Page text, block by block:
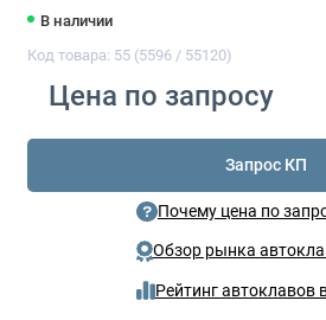
В наличии
Код товара: 55 (5596 / 55120)
Цена по запросу
Запрос КП
Почему цена по
Обзор рынка
Рейтинг автоклавов